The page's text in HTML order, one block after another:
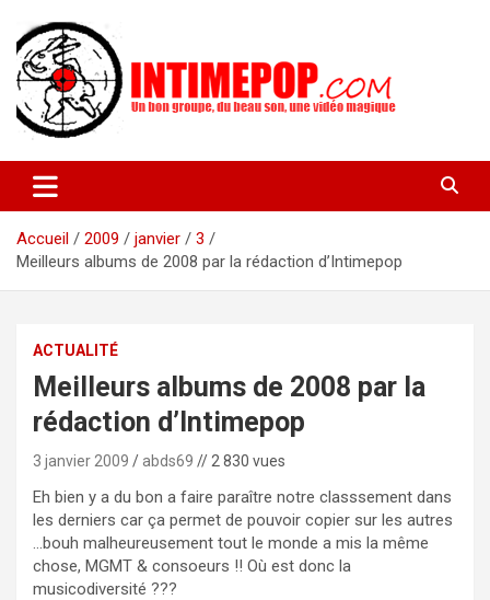
contenu
intimepop.com
actuelles pop rock, post-rock, indé sur Lyon. rock pop concert
lyon
Accueil
2009 janvier
3
Meilleurs albums de 2008 par la rédaction d’Intimepop
ACTUALITÉ
Meilleurs albums de 2008 par la
rédaction d’Intimepop
3 janvier 2009 abds69 // 2 830 vues
Eh bien y a du bon a faire paraître notre classsement dans
les derniers car ça permet de pouvoir copier sur les autres
…bouh malheureusement tout le monde a mis la même
chose, MGMT & consoeurs !! Où est donc la
musicodiversité ???